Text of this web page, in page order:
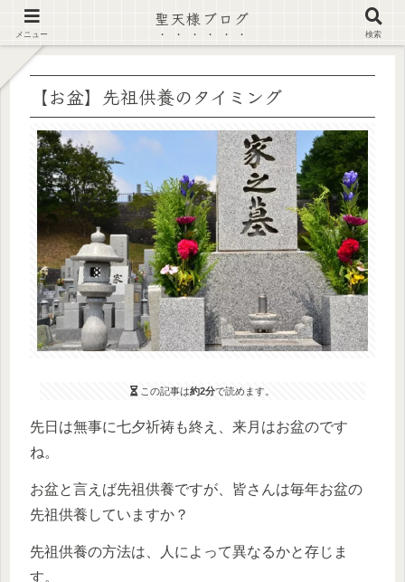
【注意喚起】偽サイト及び偽情報に注意 ▶確認する◀
【お盆】先祖供養のタイミング
この記事は約2分で読めます。
先日は無事に七夕祈祷も終え、来月はお盆のです
ね。
お盆と言えば先祖供養ですが、皆さんは毎年お盆の
先祖供養していますか？
先祖供養の方法は、人によって異なるかと存じま
す。
メニュー
聖天様ブログ
検索